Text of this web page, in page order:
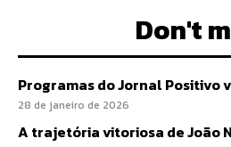
Don't
Programas do Jornal Positivo
28 de janeiro de 2026
A trajetória vitoriosa de João